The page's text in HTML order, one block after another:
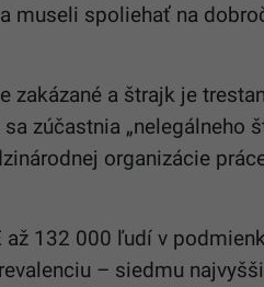
museli spoliehať na
zakázané a štrajk je
zúčastnia „nelegálneho
organizácie
132 000 ľudí v
– siedmu